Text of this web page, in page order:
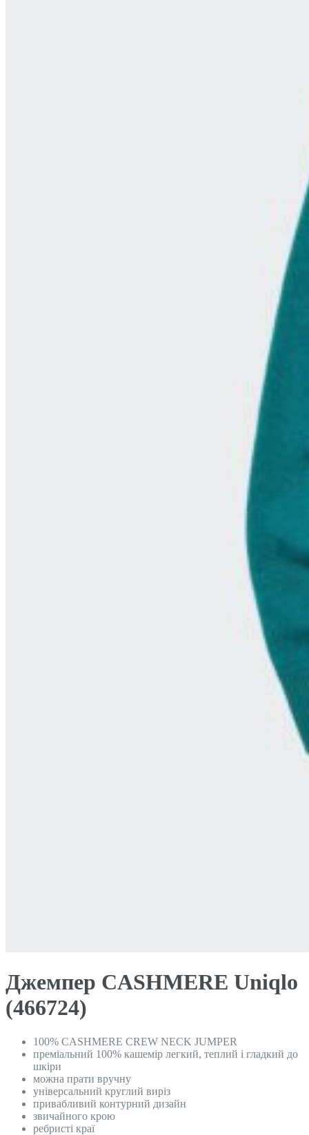
Джемпер CASHMERE Uniqlo
(466724)
100% CASHMERE CREW NECK JUMPER
преміальний 100% кашемір легкий, теплий і гладкий до
шкіри
можна прати вручну
універсальний круглий виріз
привабливий контурний дизайн
звичайного крою
ребристі краї